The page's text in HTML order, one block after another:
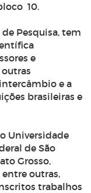
10.
Pesquisa, tem
e
e a
brasileiras e
Universidade
de São
Grosso,
entre outras,
trabalhos